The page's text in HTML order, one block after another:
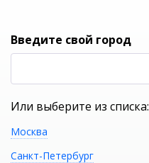
Введите свой город
Или выберите из списка:
Москва
Санкт-Петербург